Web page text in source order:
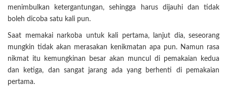
menimbulkan ketergantungan, sehingga harus dijauhi dan tidak
boleh dicoba satu kali pun.
Saat memakai narkoba untuk kali pertama, lanjut dia, seseorang
mungkin tidak akan merasakan kenikmatan apa pun. Namun rasa
nikmat itu kemungkinan besar akan muncul di pemakaian kedua
dan ketiga, dan sangat jarang ada yang berhenti di pemakaian
pertama.